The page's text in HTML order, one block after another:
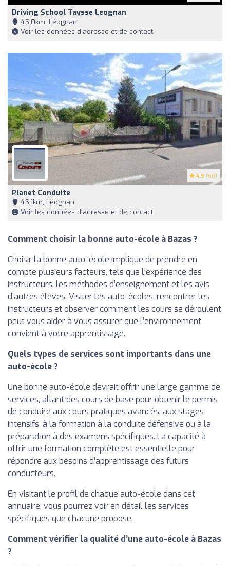
Driving School Taysse Leognan
45,0km, Léognan
Voir les données d'adresse et de contact
4.9 (60)
Planet Conduite
45,1km, Léognan
Voir les données d'adresse et de contact
Comment choisir la bonne auto-école à Bazas ?
Choisir la bonne auto-école implique de prendre en
compte plusieurs facteurs, tels que l’expérience des
instructeurs, les méthodes d’enseignement et les avis
d’autres élèves. Visiter les auto-écoles, rencontrer les
instructeurs et observer comment les cours se déroulent
peut vous aider à vous assurer que l’environnement
convient à votre apprentissage.
Quels types de services sont importants dans une
auto-école ?
Une bonne auto-école devrait offrir une large gamme de
services, allant des cours de base pour obtenir le permis
de conduire aux cours pratiques avancés, aux stages
intensifs, à la formation à la conduite défensive ou à la
préparation à des examens spécifiques. La capacité à
offrir une formation complète est essentielle pour
répondre aux besoins d’apprentissage des futurs
conducteurs.
En visitant le profil de chaque auto-école dans cet
annuaire, vous pourrez voir en détail les services
spécifiques que chacune propose.
Comment vérifier la qualité d’une auto-école à Bazas
?